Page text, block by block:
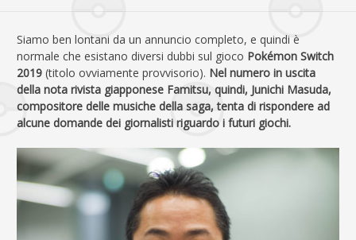
Siamo ben lontani da un annuncio completo, e quindi è
normale che esistano diversi dubbi sul gioco Pokémon Switch
2019 (titolo ovviamente provvisorio). Nel numero in uscita
della nota rivista giapponese Famitsu, quindi, Junichi Masuda,
compositore delle musiche della saga, tenta di rispondere ad
alcune domande dei giornalisti riguardo i futuri giochi.